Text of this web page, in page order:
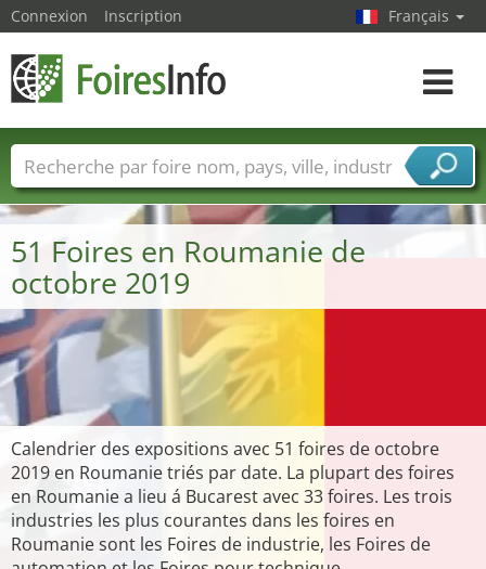
51 Foires en Roumanie de
octobre 2019
Calendrier des expositions avec 51 foires de octobre
2019 en Roumanie triés par date. La plupart des foires
en Roumanie a lieu á Bucarest avec 33 foires. Les trois
industries les plus courantes dans les foires en
Roumanie sont les Foires de industrie, les Foires de
Connexion Inscription Français
Toggle
Foire noms Pays Villes
Secteurs de foire
Secteurs du fournisseur de services